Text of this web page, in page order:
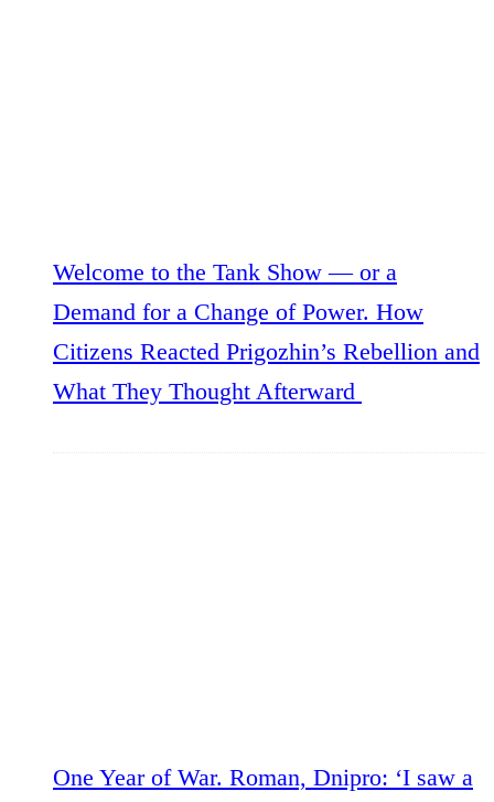
Welcome to the Tank Show — or a
Demand for a Change of Power. How
Citizens Reacted Prigozhin’s Rebellion and
What They Thought Afterward
One Year of War. Roman, Dnipro: ‘I saw a